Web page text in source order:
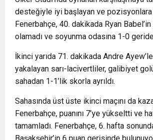
desteğiyle iyi başlayan ve
Fenerbahçe, 40. dakikada Ryan
olamadı ve soyunma odasına 1-0
İkinci yarıda 71. dakikada Andre
yakalayan sarı-lacivertliler, galibiyet
sahadan 1-1’lik skorla ayrıldı.
Sahasında üst üste ikinci maçını da
Fenerbahçe, puanını 7’ye yükseltti ve
tamamladı. Fenerbahçe, 6. hafta